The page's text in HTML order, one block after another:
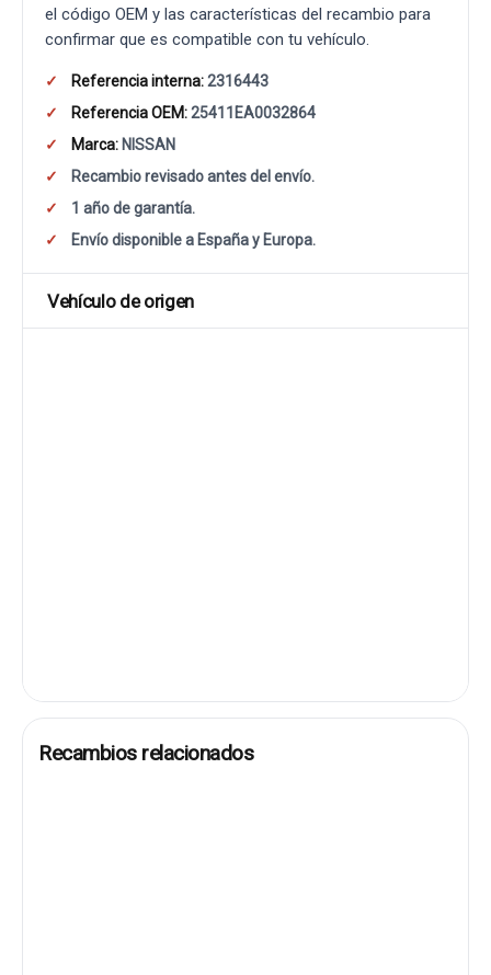
el código OEM y las características del recambio para
confirmar que es compatible con tu vehículo.
Referencia interna:2316443
Referencia OEM:25411EA0032864
Marca: NISSAN
Recambio revisado antes del envío.
1 año de garantía.
Envío disponible a España y Europa.
Vehículo de origen
Recambios relacionados